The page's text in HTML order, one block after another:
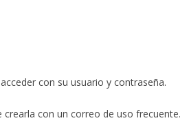
con su usuario y contraseña.
crearla con un correo de uso frecuente.